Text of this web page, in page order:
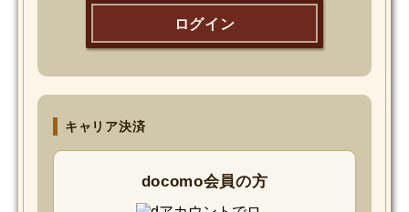
ログイン
キャリア決済
docomo会員の方
DOWNLOAD
SHIHO’s Q&A